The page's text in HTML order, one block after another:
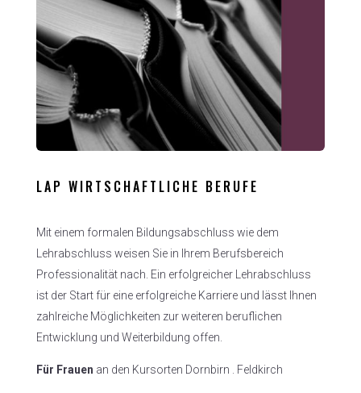
LAP WIRTSCHAFTLICHE BERUFE
Mit einem formalen Bildungsabschluss wie dem
Lehrabschluss weisen Sie in Ihrem Berufsbereich
Professionalität nach. Ein erfolgreicher Lehrabschluss
ist der Start für eine erfolgreiche Karriere und lässt Ihnen
zahlreiche Möglichkeiten zur weiteren beruflichen
Entwicklung und Weiterbildung offen.
Für Frauen an den Kursorten Dornbirn . Feldkirch